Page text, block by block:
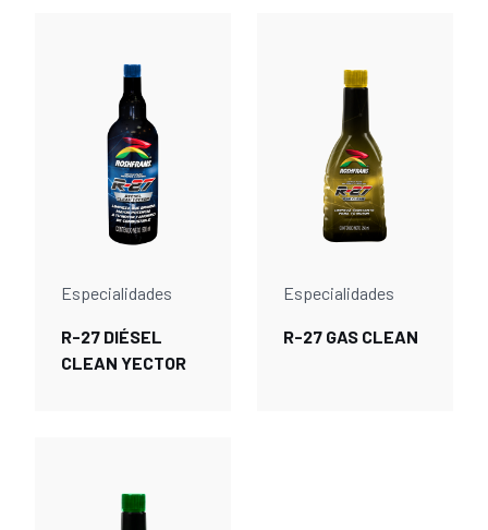
Especialidades
R-27 DIÉSEL
CLEAN YECTOR
Especialidades
R-27 GAS CLEAN